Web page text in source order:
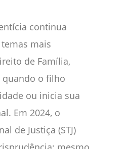
continua
mais
de Família,
quando o filho
ou inicia sua
Em 2024, o
de Justiça (STJ)